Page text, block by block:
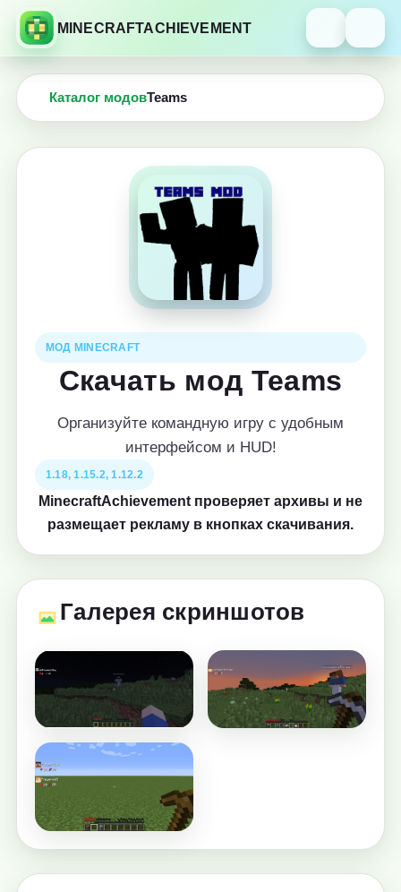
MINECRAFTACHIEVEMENT
Каталог модовTeams
МОД MINECRAFT
Скачать мод Teams
Организуйте командную игру с удобным
интерфейсом и HUD!
1.18, 1.15.2, 1.12.2
MinecraftAchievement проверяет архивы и не
размещает рекламу в кнопках скачивания.
Галерея скриншотов